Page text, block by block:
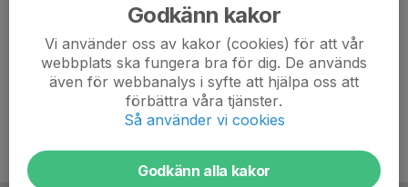
Godkänn kakor
Vi använder oss av kakor (cookies) för att vår
webbplats ska fungera bra för dig. De används
även för webbanalys i syfte att hjälpa oss att
förbättra våra tjänster.
Så använder vi cookies
Godkänn alla kakor